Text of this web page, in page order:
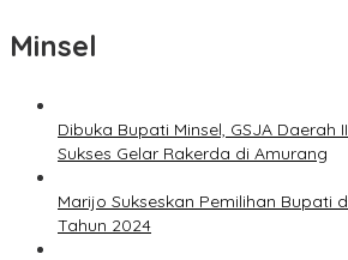
Minsel
Dibuka Bupati Minsel, GSJA Daerah
Sukses Gelar Rakerda di Amurang
Marijo Sukseskan Pemilihan Bupati
Tahun 2024